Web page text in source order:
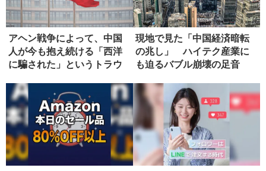
アヘン戦争によって、中国
人が今も抱え続ける「西洋
に騙された」というトラウ
現地で見た「中国経済暗転
の兆し」 ハイテク産業に
も迫るバブル崩壊の足音